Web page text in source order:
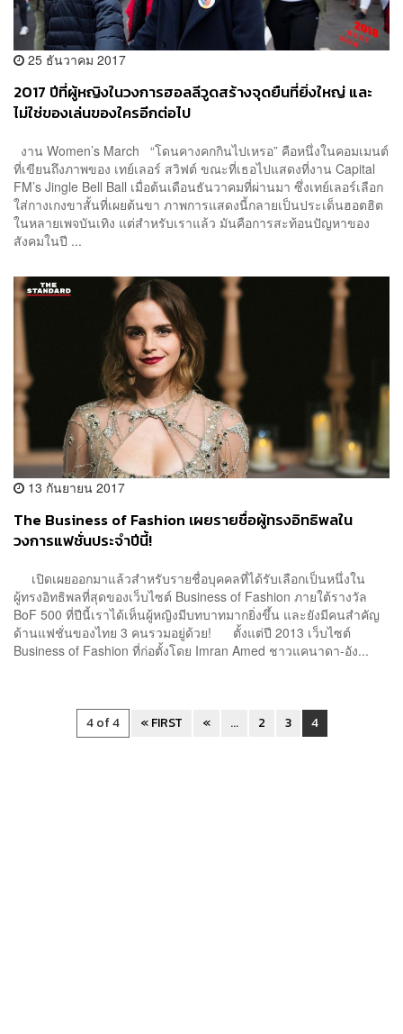
25 ธันวาคม 2017
2017 ปีที่ผู้หญิงในวงการฮอลลีวูดสร้างจุดยืนที่ยิ่งใหญ่ และ
ไม่ใช่ของเล่นของใครอีกต่อไป
งาน Women’s March “โดนคางคกกินไปเหรอ” คือหนึ่งในคอมเมนต์
ที่เขียนถึงภาพของ เทย์เลอร์ สวิฟต์ ขณะที่เธอไปแสดงที่งาน Capital
FM’s Jingle Bell Ball เมื่อต้นเดือนธันวาคมที่ผ่านมา ซึ่งเทย์เลอร์เลือก
ใส่กางเกงขาสั้นที่เผยต้นขา ภาพการแสดงนี้กลายเป็นประเด็นฮอตฮิต
ในหลายเพจบันเทิง แต่สำหรับเราแล้ว มันคือการสะท้อนปัญหาของ
สังคมในปี ...
13 กันยายน 2017
The Business of Fashion เผยรายชื่อผู้ทรงอิทธิพลใน
วงการแฟชั่นประจำปีนี้!
เปิดเผยออกมาแล้วสำหรับรายชื่อบุคคลที่ได้รับเลือกเป็นหนึ่งใน
ผู้ทรงอิทธิพลที่สุดของเว็บไซต์ Business of Fashion ภายใต้รางวัล
BoF 500 ที่ปีนี้เราได้เห็นผู้หญิงมีบทบาทมากยิ่งขึ้น และยังมีคนสำคัญ
ด้านแฟชั่นของไทย 3 คนรวมอยู่ด้วย! ตั้งแต่ปี 2013 เว็บไซต์
Business of Fashion ที่ก่อตั้งโดย Imran Amed ชาวแคนาดา-อัง...
4 of 4 « FIRST « ... 2 3 4